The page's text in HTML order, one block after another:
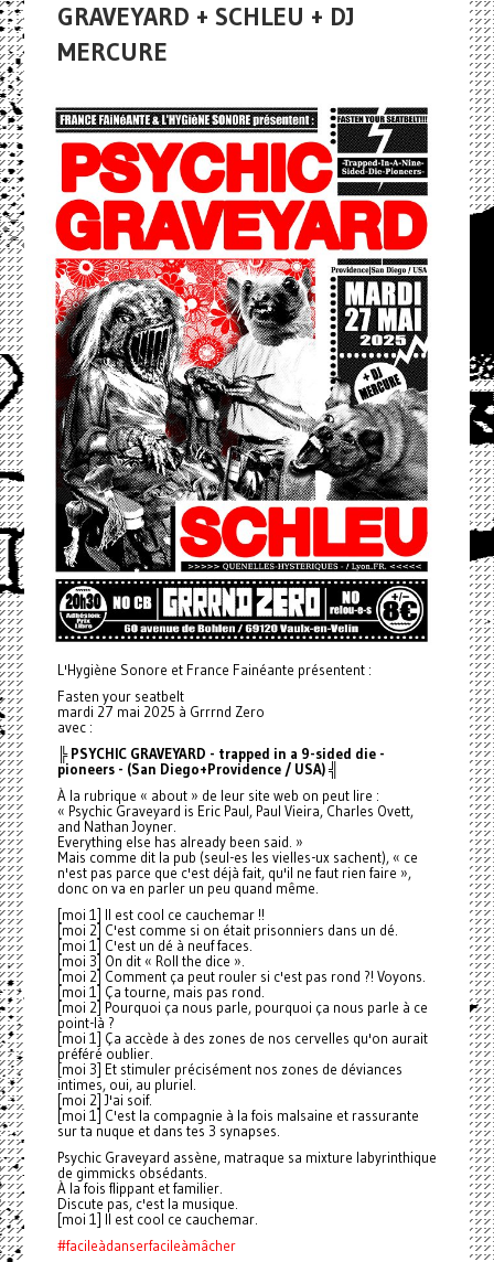
GRAVEYARD + SCHLEU + DJ
MERCURE
L'Hygiène Sonore et France Fainéante présentent :
Fasten your seatbelt
mardi 27 mai 2025 à Grrrnd Zero
avec :
╠ PSYCHIC GRAVEYARD - trapped in a 9-sided die -
pioneers - (San Diego+Providence / USA) ╣
À la rubrique « about » de leur site web on peut lire :
« Psychic Graveyard is Eric Paul, Paul Vieira, Charles Ovett,
and Nathan Joyner.
Everything else has already been said. »
Mais comme dit la pub (seul-es les vielles-ux sachent), « ce
n'est pas parce que c'est déjà fait, qu'il ne faut rien faire »,
donc on va en parler un peu quand même.
[moi 1] Il est cool ce cauchemar !!
[moi 2] C'est comme si on était prisonniers dans un dé.
[moi 1] C'est un dé à neuf faces.
[moi 3] On dit « Roll the dice ».
[moi 2] Comment ça peut rouler si c'est pas rond ?! Voyons.
[moi 1] Ça tourne, mais pas rond.
[moi 2] Pourquoi ça nous parle, pourquoi ça nous parle à ce
point-là ?
[moi 1] Ça accède à des zones de nos cervelles qu'on aurait
préféré oublier.
[moi 3] Et stimuler précisément nos zones de déviances
intimes, oui, au pluriel.
[moi 2] J'ai soif.
[moi 1] C'est la compagnie à la fois malsaine et rassurante
sur ta nuque et dans tes 3 synapses.
Psychic Graveyard assène, matraque sa mixture labyrinthique
de gimmicks obsédants.
À la fois flippant et familier.
Discute pas, c'est la musique.
[moi 1] Il est cool ce cauchemar.
#facileàdanserfacileàmâcher